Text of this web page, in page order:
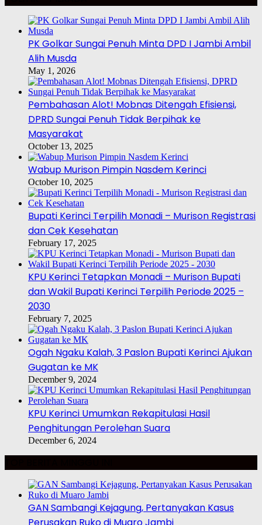
PK Golkar Sungai Penuh Minta DPD I Jambi Ambil
Alih Musda
May 1, 2026
Pembahasan Alot! Mobnas Ditengah Efisiensi,
DPRD Sungai Penuh Tidak Berpihak ke
Masyarakat
October 13, 2025
Wabup Murison Pimpin Nasdem Kerinci
October 10, 2025
Bupati Kerinci Terpilih Monadi – Murison Registrasi
dan Cek Kesehatan
February 17, 2025
KPU Kerinci Tetapkan Monadi – Murison Bupati
dan Wakil Bupati Kerinci Terpilih Periode 2025 –
2030
February 7, 2025
Ogah Ngaku Kalah, 3 Paslon Bupati Kerinci Ajukan
Gugatan ke MK
December 9, 2024
KPU Kerinci Umumkan Rekapitulasi Hasil
Penghitungan Perolehan Suara
December 6, 2024
GAN Sambangi Kejagung, Pertanyakan Kasus